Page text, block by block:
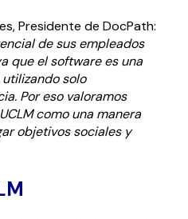
Presidente de DocPath:
de sus empleados
que el software es una
solo
Por eso valoramos
como una manera
objetivos sociales y